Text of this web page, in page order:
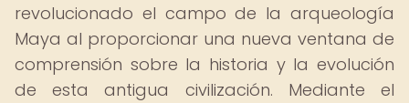
revolucionado el campo de la arqueología
Maya al proporcionar una nueva ventana de
comprensión sobre la historia y la evolución
de esta antigua civilización. Mediante el